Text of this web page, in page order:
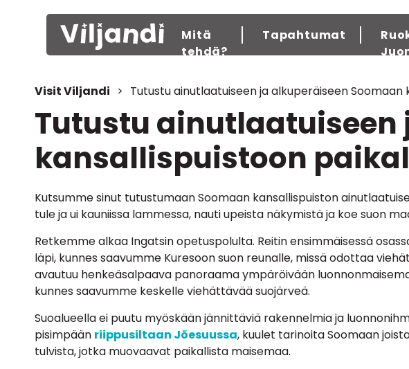
Mitä
tehdä?
Tapahtumat
Visit Viljandi > Tutustu ainutlaatuiseen ja alkuperäiseen
Tutustu ainutlaatuiseen
kansallispuistoon
Kutsumme sinut tutustumaan Soomaan kansallispuiston
tule ja ui kauniissa lammessa, nauti upeista näkymistä ja koe suon
Retkemme alkaa Ingatsin opetuspolulta. Reitin ensimmäisessä
läpi, kunnes saavumme Kuresoon suon reunalle, missä odottaa
avautuu henkeäsalpaava panoraama ympäröivään
kunnes saavumme keskelle viehättävää suojärveä.
Suoalueella ei puutu myöskään jännittäviä rakennelmia ja
pisimpään riippusiltaan Jõesuussa, kuulet tarinoita Soomaan
tulvista, jotka muovaavat paikallista maisemaa.